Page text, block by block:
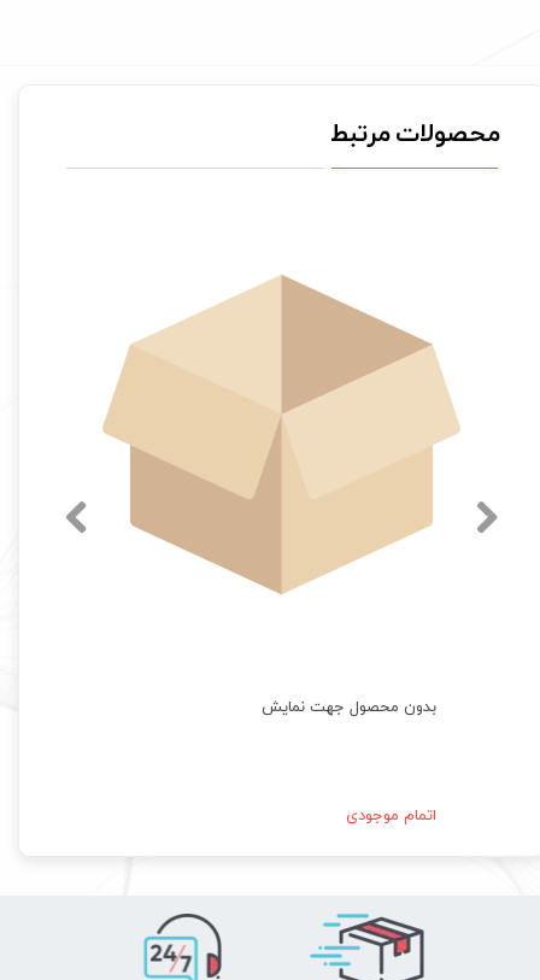
محصولات مرتبط
بدون محصول جهت نمایش
اتمام موجودی